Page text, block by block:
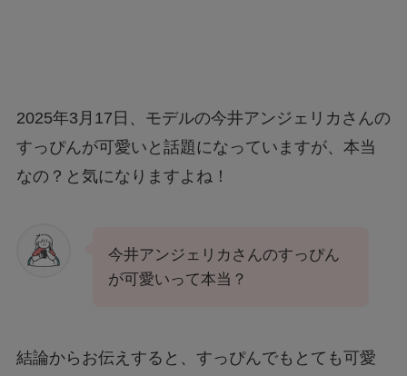
2025年3月17日、モデルの今井アンジェリカさんの
すっぴんが可愛いと話題になっていますが、本当
なの？と気になりますよね！
今井アンジェリカさんのすっぴん
が可愛いって本当？
結論からお伝えすると、すっぴんでもとても可愛